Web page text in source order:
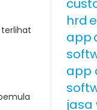
hrd
app
app
jasa